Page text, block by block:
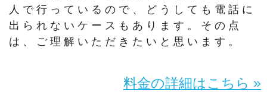
人で行っているので、どうしても電話に
出られないケースもあります。その点
は、ご理解いただきたいと思います。
料金の詳細はこちら »